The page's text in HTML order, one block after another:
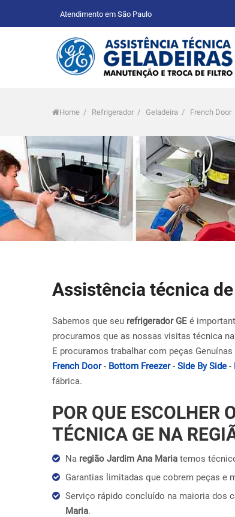
Atendimento em São Paulo
Home / Refrigerador / Geladeira / French Door
Assistência técnica
Sabemos que seu refrigerador GE é
procuramos que as nossas visitas técnica na
E procuramos trabalhar com peças
French Door- Bottom Freezer- Side By Side -
fábrica.
POR QUE ESCOLHER
TÉCNICA GE NA
Na região Jardim Ana Maria temos
Garantias limitadas que cobrem peças e
Serviço rápido concluído na maioria dos
Maria.